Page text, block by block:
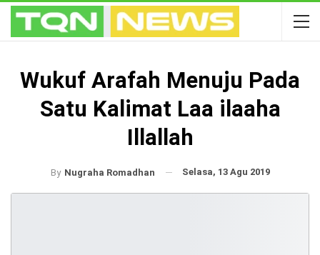
Wukuf Arafah Menuju Pada
Satu Kalimat Laa ilaaha
Illallah
By Nugraha Romadhan Selasa, 13 Agu 2019